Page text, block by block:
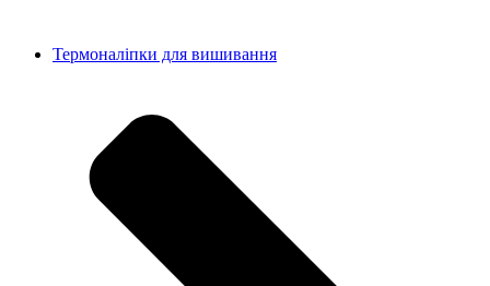
Термоналіпки для вишивання